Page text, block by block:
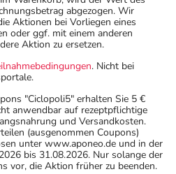
abgezogen. Wir
Aktionen bei Vorliegen eines
oder ggf. mit einem anderen
Aktion zu ersetzen.
. Nicht bei
"Ciclopoli5" erhalten Sie 5 €
anwendbar auf rezeptpflichtige
und Versandkosten.
(ausgenommen Coupons)
unter www.aponeo.de und in der
bis 31.08.2026. Nur solange der
vor, die Aktion früher zu beenden.